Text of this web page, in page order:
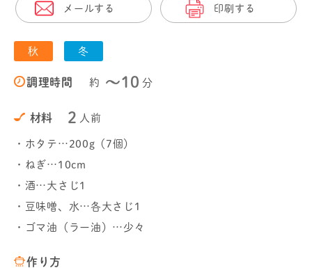
メールする 印刷する
秋 冬
調理時間 約 〜10 分
材料 2 人前
・ホタテ…200g（7個）
・ねぎ…10cm
・酒…大さじ1
・豆味噌、水…各大さじ1
・ゴマ油（ラー油）…少々
作り方